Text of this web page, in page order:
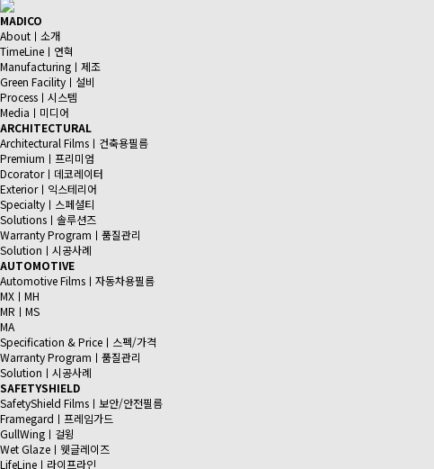
MADICO
Aboutㅣ소개
TimeLineㅣ연혁
Manufacturingㅣ제조
Green Facilityㅣ설비
Processㅣ시스템
Mediaㅣ미디어
ARCHITECTURAL
Architectural Filmsㅣ건축용필름
Premiumㅣ프리미엄
Dcoratorㅣ데코레이터
Exteriorㅣ익스테리어
Specialtyㅣ스페셜티
Solutionsㅣ솔루션즈
Warranty Programㅣ품질관리
Solutionㅣ시공사례
AUTOMOTIVE
Automotive Filmsㅣ자동차용필름
MX ㅣ MH
MR ㅣ MS
MA
Specification & Priceㅣ스펙/가격
Warranty Programㅣ품질관리
Solutionㅣ시공사례
SAFETYSHIELD
SafetyShield Filmsㅣ보안/안전필름
Framegardㅣ프레임가드
GullWingㅣ걸윙
Wet Glazeㅣ웻글레이즈
LifeLineㅣ라이프라인